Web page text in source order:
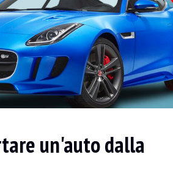
un'auto dalla